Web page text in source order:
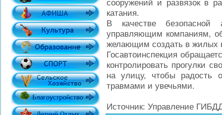
сооружений и развязок в
катания.
В качестве безопасной
управляющим компаниям,
желающим создать в жилых
Госавтоинспекция
контролировать прогулки
на улицу, чтобы радость
травмами и увечьями.
Источник: Управление